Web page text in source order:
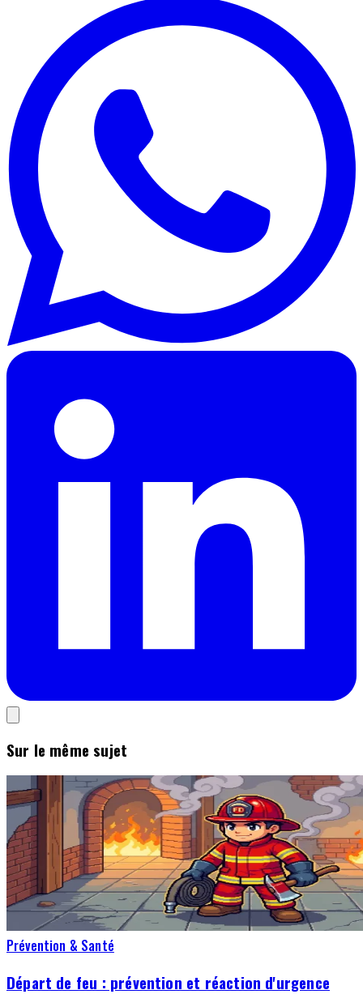
Sur le même sujet
Prévention & Santé
Départ de feu : prévention et réaction d'urgence